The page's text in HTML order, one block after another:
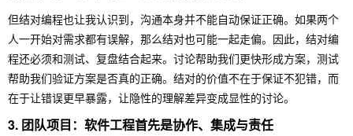
但结对编程也让我认识到，沟通本身并不能自动保证正确。如果两个
人一开始对需求都有误解，那么结对也可能一起走偏。因此，结对编
程还必须和测试、复盘结合起来。讨论帮助我们更快形成方案，测试
帮助我们验证方案是否真的正确。结对的价值不在于保证不犯错，而
在于让错误更早暴露，让隐性的理解差异变成显性的讨论。
3. 团队项目：软件工程首先是协作、集成与责任